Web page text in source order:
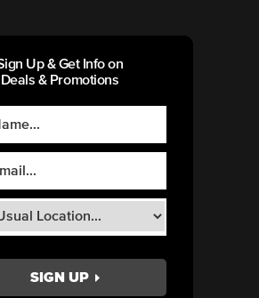
Up & Get Info on
Deals & Promotions